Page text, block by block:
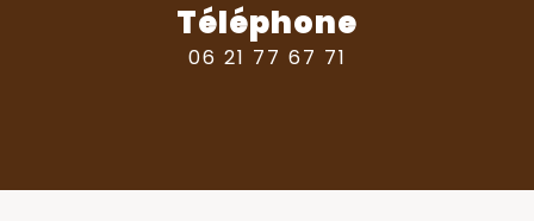
Téléphone
06 21 77 67 71